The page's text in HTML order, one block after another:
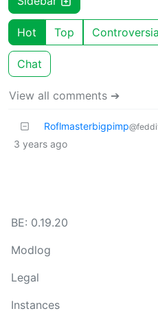
Hot Top
Chat
View all comments ➔
Roflmasterbigpimp
3 years ago
BE: 0.19.20
Modlog
Legal
Instances